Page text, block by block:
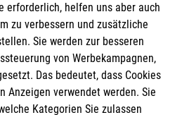
erforderlich, helfen uns aber auch
zu verbessern und zusätzliche
Sie werden zur besseren
von Werbekampagnen,
Das bedeutet, dass Cookies
Anzeigen verwendet werden. Sie
Kategorien Sie zulassen